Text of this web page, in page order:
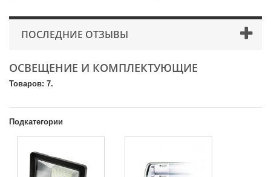
ПОСЛЕДНИЕ ОТЗЫВЫ
ОСВЕЩЕНИЕ И КОМПЛЕКТУЮЩИЕ
Товаров: 7.
Подкатегории